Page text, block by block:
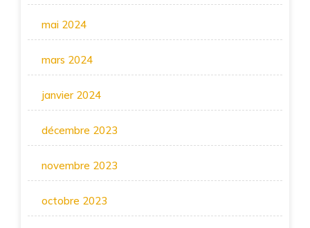
mai 2024
mars 2024
janvier 2024
décembre 2023
novembre 2023
octobre 2023